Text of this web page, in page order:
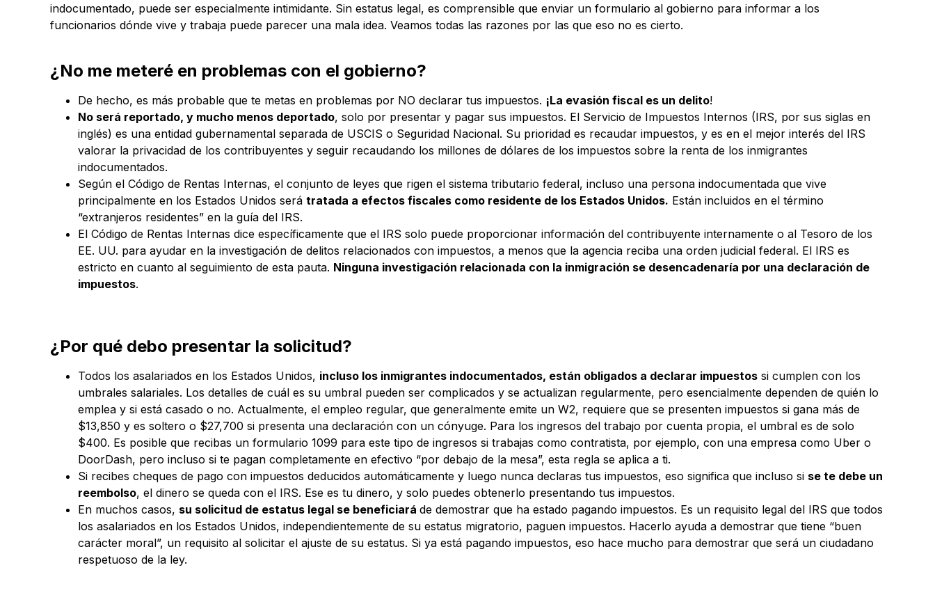
indocumentado, puede ser especialmente intimidante. Sin estatus legal, es comprensible que enviar un formulario al gobierno para informar a los
funcionarios dónde vive y trabaja puede parecer una mala idea. Veamos todas las razones por las que eso no es cierto.
¿No me meteré en problemas con el gobierno?
De hecho, es más probable que te metas en problemas por NO declarar tus impuestos. ¡La evasión fiscal es un delito!
No será reportado, y mucho menos deportado, solo por presentar y pagar sus impuestos. El Servicio de Impuestos Internos (IRS, por sus siglas en
inglés) es una entidad gubernamental separada de USCIS o Seguridad Nacional. Su prioridad es recaudar impuestos, y es en el mejor interés del IRS
valorar la privacidad de los contribuyentes y seguir recaudando los millones de dólares de los impuestos sobre la renta de los inmigrantes
indocumentados.
Según el Código de Rentas Internas, el conjunto de leyes que rigen el sistema tributario federal, incluso una persona indocumentada que vive
principalmente en los Estados Unidos será tratada a efectos fiscales como residente de los Estados Unidos. Están incluidos en el término
“extranjeros residentes” en la guía del IRS.
El Código de Rentas Internas dice específicamente que el IRS solo puede proporcionar información del contribuyente internamente o al Tesoro de los
EE. UU. para ayudar en la investigación de delitos relacionados con impuestos, a menos que la agencia reciba una orden judicial federal. El IRS es
estricto en cuanto al seguimiento de esta pauta. Ninguna investigación relacionada con la inmigración se desencadenaría por una declaración de
impuestos.
¿Por qué debo presentar la solicitud?
Todos los asalariados en los Estados Unidos, incluso los inmigrantes indocumentados, están obligados a declarar impuestos si cumplen con los
umbrales salariales. Los detalles de cuál es su umbral pueden ser complicados y se actualizan regularmente, pero esencialmente dependen de quién lo
emplea y si está casado o no. Actualmente, el empleo regular, que generalmente emite un W2, requiere que se presenten impuestos si gana más de
$13,850 y es soltero o $27,700 si presenta una declaración con un cónyuge. Para los ingresos del trabajo por cuenta propia, el umbral es de solo
$400. Es posible que recibas un formulario 1099 para este tipo de ingresos si trabajas como contratista, por ejemplo, con una empresa como Uber o
DoorDash, pero incluso si te pagan completamente en efectivo “por debajo de la mesa”, esta regla se aplica a ti.
Si recibes cheques de pago con impuestos deducidos automáticamente y luego nunca declaras tus impuestos, eso significa que incluso si se te debe un
reembolso, el dinero se queda con el IRS. Ese es tu dinero, y solo puedes obtenerlo presentando tus impuestos.
En muchos casos, su solicitud de estatus legal se beneficiará de demostrar que ha estado pagando impuestos. Es un requisito legal del IRS que todos
los asalariados en los Estados Unidos, independientemente de su estatus migratorio, paguen impuestos. Hacerlo ayuda a demostrar que tiene “buen
carácter moral”, un requisito al solicitar el ajuste de su estatus. Si ya está pagando impuestos, eso hace mucho para demostrar que será un ciudadano
respetuoso de la ley.